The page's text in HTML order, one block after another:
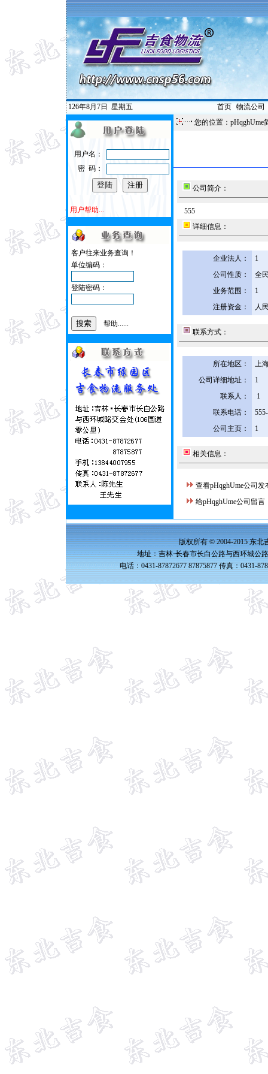
126年8月7日 星期五 首页| 物流公司
用户名：
密 码：
用户帮助...
客户往来业务查询！
单位编码：
登陆密码：
帮助......
您的位置：pHqghUme
公司简介：
555
详细信息：
企业法人：
1
公司性质：
全
业务范围：
1
注册资金：
人
联系方式：
所在地区：
上
公司详细地址：
1
联系人：
1
联系电话：
公司主页：
1
相关信息：
查看pHqghUme公司发
给pHqghUme公司留言
版权所有 © 2004-2015 东北
地址：吉林·长春市长白公路与西环城公
电话：0431-87872677 87875877 传真：0431-